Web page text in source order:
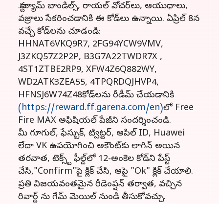
.కాస్ట్యూమ్ బాండిల్స్, రాయల్ వోచర్‌లు, ఆయుధాలు,
వజ్రాలు సేకరించడానికి ఈ కోడ్‌లు ఉన్నాయి. ఏప్రిల్ 8న
వచ్చే కోడ్‌లను చూడండి:
HHNAT6VKQ9R7, 2FG94YCW9VMV,
J3ZKQ57Z2P2P, B3G7A22TWDR7X ,
4ST1ZTBE2RP9, XFW4Z6Q882WY,
WD2ATK3ZEA55, 4TPQRDQJHVP4,
HFNSJ6W74Z48కోడ్‌లను రీడీమ్ చేయడానికి
(https://reward.ff.garena.com/en)లో Free
Fire MAX అఫిషియల్ పేజీని సందర్శించండి.
మీ గూగుల్, ఫేస్బుక్, ట్విట్టర్, ఆపిల్ ID, Huawei
లేదా VK ఉపయోగించి అకౌంట్‌కు లాగిన్ అయిన
తరవాత, టెక్స్ట్ ఫీల్డ్‌లో 12-అంకెల కోడ్‌ని పేస్ట్
చేసి,"Confirm"పై క్లిక్ చేసి, ఆపై "Ok" క్లిక్ చేయాలి.
ప్రతి విజయవంతమైన రీడెంప్షన్ తర్వాత, వచ్చిన
రివార్డ్ ను గేమ్ మెయిల్ నుండి తీసుకోవచ్చు.